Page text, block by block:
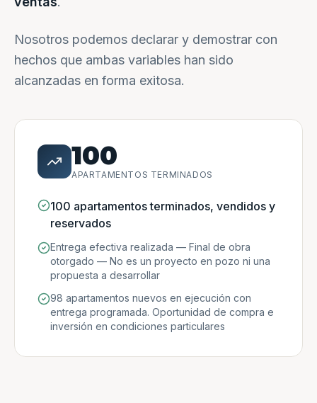
Nosotros podemos declarar y demostrar con
hechos que ambas variables han sido
alcanzadas en forma exitosa.
100
APARTAMENTOS TERMINADOS
100 apartamentos terminados, vendidos y
reservados
Entrega efectiva realizada — Final de obra
otorgado — No es un proyecto en pozo ni una
propuesta a desarrollar
98 apartamentos nuevos en ejecución con
entrega programada. Oportunidad de compra e
inversión en condiciones particulares